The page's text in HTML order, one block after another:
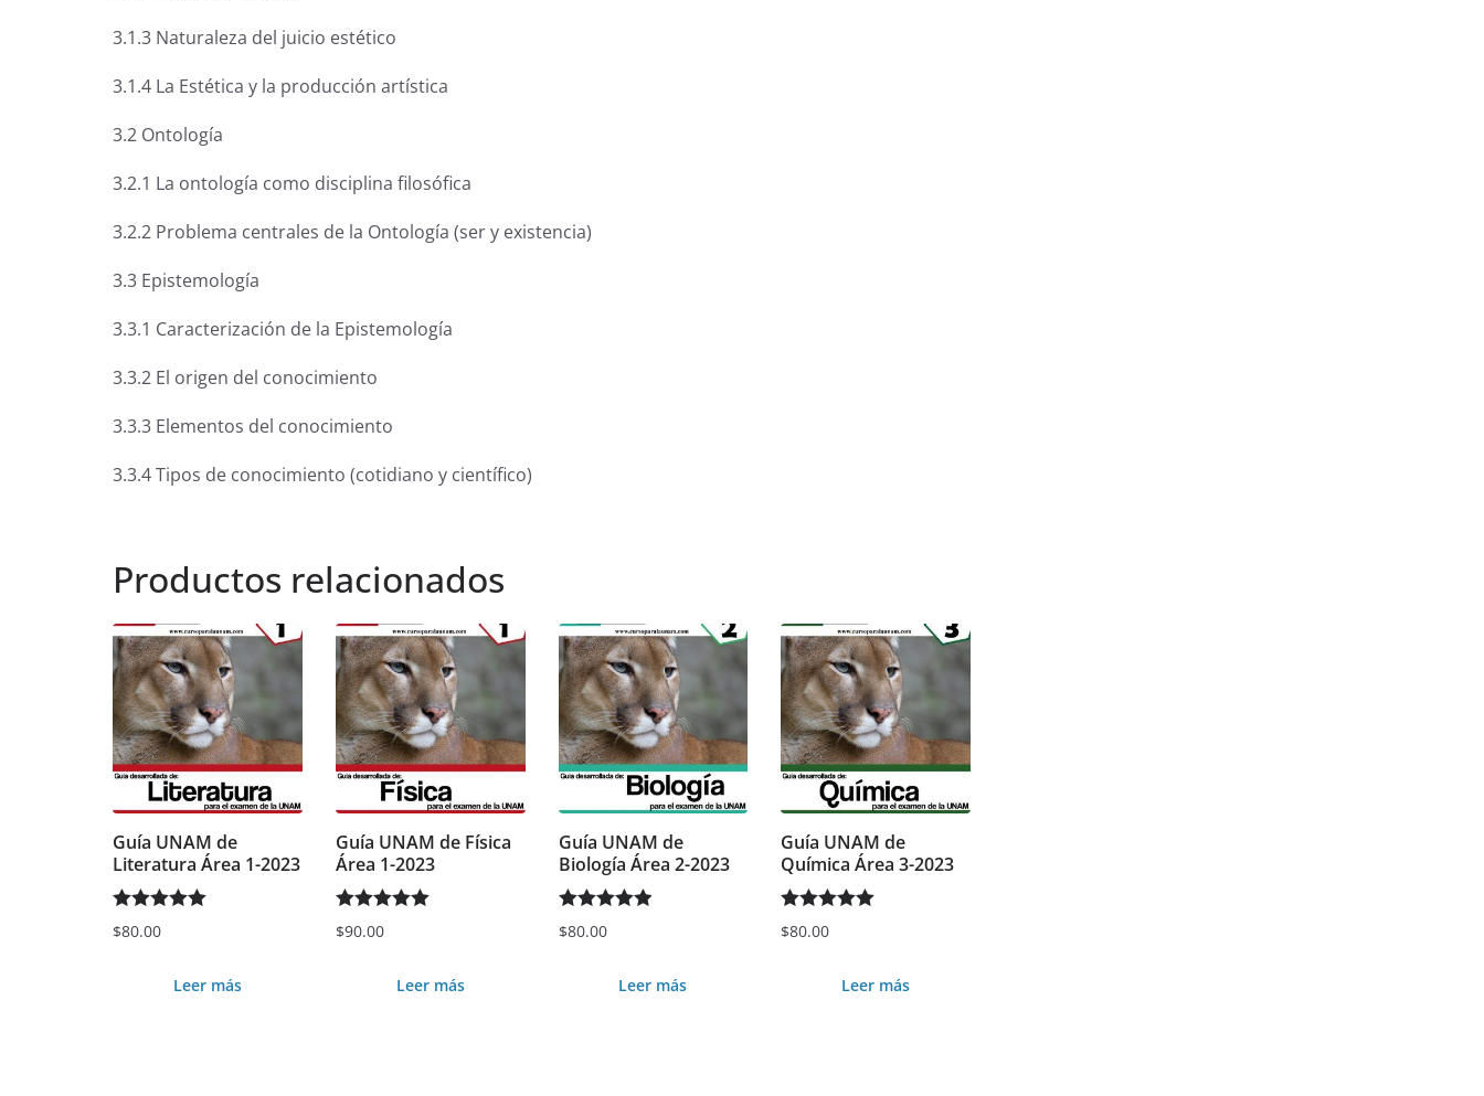
3.1.3 Naturaleza del juicio estético
3.1.4 La Estética y la producción artística
3.2 Ontología
3.2.1 La ontología como disciplina filosófica
3.2.2 Problema centrales de la Ontología (ser y existencia)
3.3 Epistemología
3.3.1 Caracterización de la Epistemología
3.3.2 El origen del conocimiento
3.3.3 Elementos del conocimiento
3.3.4 Tipos de conocimiento (cotidiano y científico)
Productos relacionados
Guía UNAM de
Literatura Área 1-2023
Valorado en
$80.00
Leer más
Guía UNAM de Física
Área 1-2023
Valorado en
$90.00
Leer más
Guía UNAM de
Biología Área 2-2023
Valorado en
$80.00
Leer más
Guía UNAM de
Química Área 3-2023
Valorado en
$80.00
Leer más